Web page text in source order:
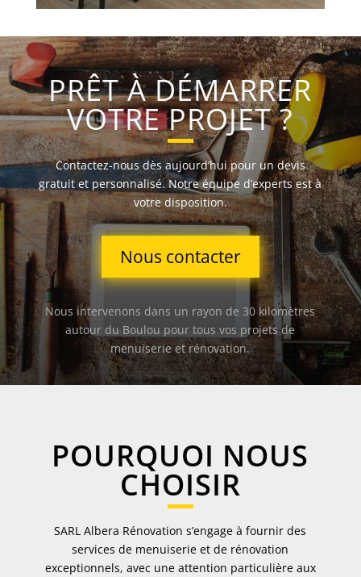
PRÊT À DÉMARRER
VOTRE PROJET ?
Contactez-nous dès aujourd’hui pour un devis
gratuit et personnalisé. Notre équipe d’experts est à
votre disposition.
Nous contacter
Nous intervenons dans un rayon de 30 kilomètres
autour du Boulou pour tous vos projets de
menuiserie et rénovation.
POURQUOI NOUS
CHOISIR
SARL Albera Rénovation s’engage à fournir des
services de menuiserie et de rénovation
exceptionnels, avec une attention particulière aux